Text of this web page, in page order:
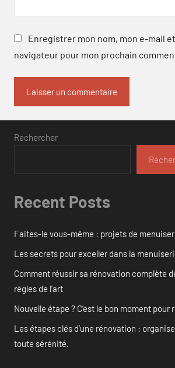
Enregistrer mon nom, mon e-mail
navigateur pour mon prochain
Rechercher
Recent Posts
Faites-le vous-même : projets de
Les secrets pour exceller dans la
Comment réussir sa rénovation complète
règles de l’art
Nouvelle étape ? C’est le bon moment pour
Les étapes clés d’une rénovation :
toute sérénité.